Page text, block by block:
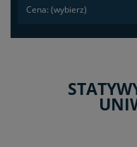
Cena: (wybierz)